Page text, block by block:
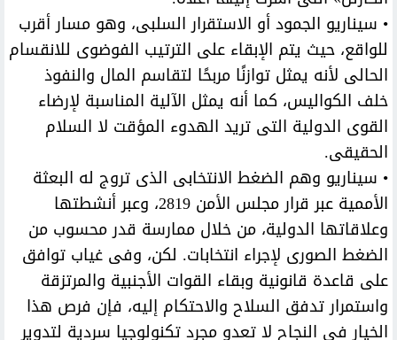
• سيناريو الجمود أو الاستقرار السلبى، وهو مسار أقرب
للواقع، حيث يتم الإبقاء على الترتيب الفوضوى للانقسام
الحالى لأنه يمثل توازنًا مربحًا لتقاسم المال والنفوذ
خلف الكواليس، كما أنه يمثل الآلية المناسبة لإرضاء
القوى الدولية التى تريد الهدوء المؤقت لا السلام
الحقيقى.
• سيناريو وهم الضغط الانتخابى الذى تروج له البعثة
الأممية عبر قرار مجلس الأمن 2819، وعبر أنشطتها
وعلاقاتها الدولية، من خلال ممارسة قدر محسوب من
الضغط الصورى لإجراء انتخابات. لكن، وفى غياب توافق
على قاعدة قانونية وبقاء القوات الأجنبية والمرتزقة
واستمرار تدفق السلاح والاحتكام إليه، فإن فرص هذا
الخيار فى النجاح لا تعدو مجرد تكنولوجيا سردية لتدوير